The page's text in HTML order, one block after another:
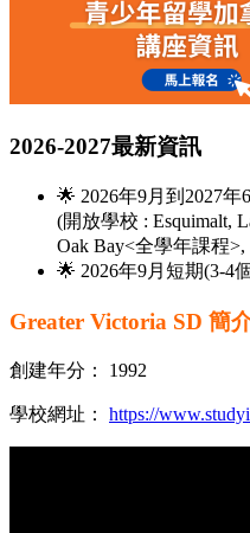
2026-2027最新資訊
🌟 2026年9月到2027
(開放學校 : Esquimalt,
Oak Bay<全學年課程>,
🌟 2026年9月短期(3-4
Greater Victoria SD 簡
創建年分： 1992
學校網址： https://